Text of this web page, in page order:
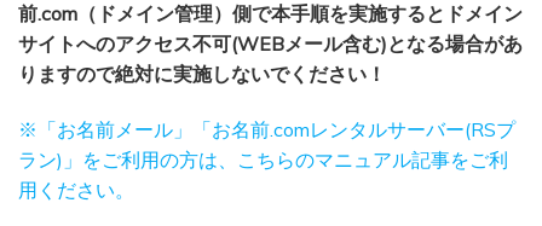
前.com（ドメイン管理）側で本手順を実施するとドメイン
サイトへのアクセス不可(WEBメール含む)となる場合があ
りますので絶対に実施しないでください！
※「お名前メール」「お名前.comレンタルサーバー(RSプ
ラン)」をご利用の方は、こちらのマニュアル記事をご利
用ください。